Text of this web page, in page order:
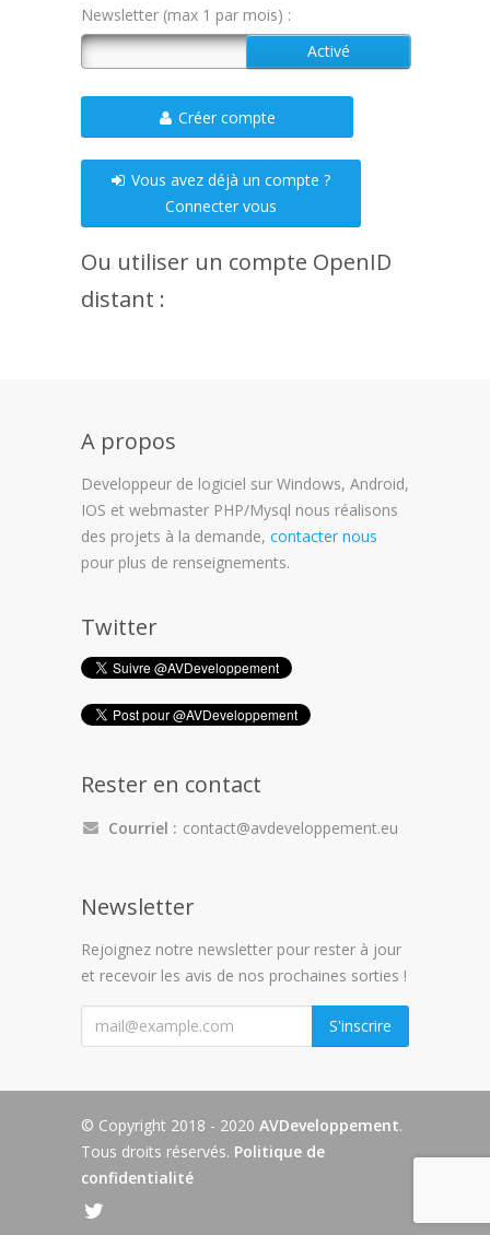
Newsletter (max 1 par mois) :
Créer compte
Vous avez déjà un compte ?
Connecter vous
Ou utiliser un compte OpenID
distant :
A propos
Developpeur de logiciel sur Windows, Android,
IOS et webmaster PHP/Mysql nous réalisons
des projets à la demande, contacter nous
pour plus de renseignements.
Twitter
Rester en contact
Courriel : contact@avdeveloppement.eu
Newsletter
Rejoignez notre newsletter pour rester à jour
et recevoir les avis de nos prochaines sorties !
S'inscrire
© Copyright 2018 - 2020 AVDeveloppement.
Tous droits réservés. Politique de
confidentialité